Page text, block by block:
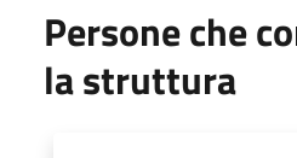
Persone che
la struttura